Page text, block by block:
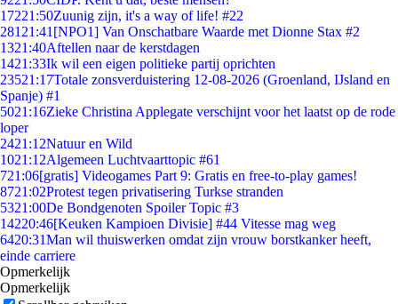
17221:50Zuunig zijn, it's a way of life! #22
281 21:41 [NPO1] Van Onschatbare Waarde met Dionne Stax #2
1321:40Aftellen naar de kerstdagen
1421:33Ik wil een eigen politieke partij oprichten
23521:17Totale zonsverduistering 12-08-2026 (Groenland, IJsland en
Spanje) #1
5021:16Zieke Christina Applegate verschijnt voor het laatst op de rode
loper
2421:12Natuur en Wild
1021:12Algemeen Luchtvaarttopic #61
721:06[gratis] Videogames Part 9: Gratis en free-to-play games!
8721:02Protest tegen privatisering Turkse stranden
5321:00De Bondgenoten Spoiler Topic #3
14220:46[Keuken Kampioen Divisie] #44 Vitesse mag weg
6420:31Man wil thuiswerken omdat zijn vrouw borstkanker heeft,
einde carriere
Opmerkelijk
Opmerkelijk